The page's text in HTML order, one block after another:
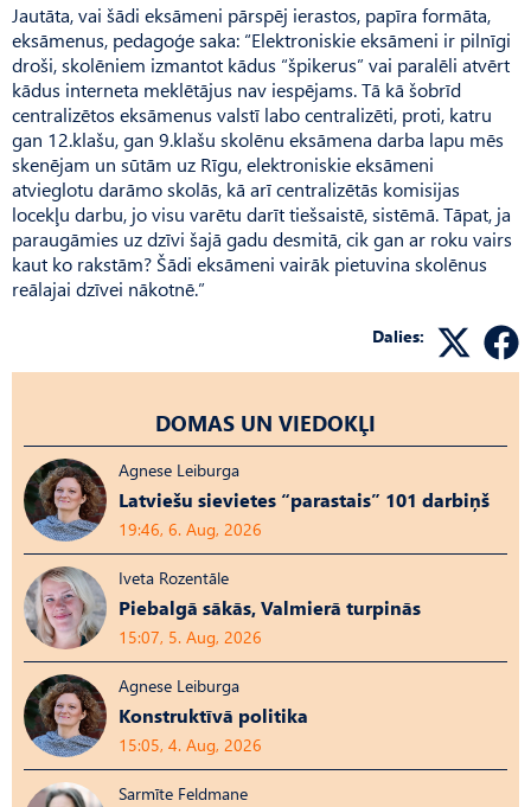
Jautāta, vai šādi eksāmeni pārspēj ierastos, papīra formāta,
eksāmenus, pedagoģe saka: “Elek­troniskie eksāmeni ir pilnīgi
droši, skolēniem izmantot kādus “špikerus” vai paralēli atvērt
kādus interneta meklētājus nav iespējams. Tā kā šobrīd
centralizētos eksāmenus valstī labo centralizēti, proti, katru
gan 12.klašu, gan 9.klašu skolēnu eksāmena darba lapu mēs
skenējam un sūtām uz Rīgu, elektroniskie eksāmeni
atvieglotu darāmo skolās, kā arī centralizētās komisijas
locekļu darbu, jo visu varētu darīt tiešsaistē, sistēmā. Tāpat, ja
paraugāmies uz dzīvi šajā gadu desmitā, cik gan ar roku vairs
kaut ko rakstām? Šādi eksāmeni vairāk pietuvina skolēnus
reālajai dzīvei nākotnē.”
Dalies:
DOMAS UN VIEDOKĻI
Agnese Leiburga
Latviešu sievietes “parastais” 101 darbiņš
19:46, 6. Aug, 2026
Iveta Rozentāle
Piebalgā sākās, Valmierā turpinās
15:07, 5. Aug, 2026
Agnese Leiburga
Konstruktīvā politika
15:05, 4. Aug, 2026
Sarmīte Feldmane